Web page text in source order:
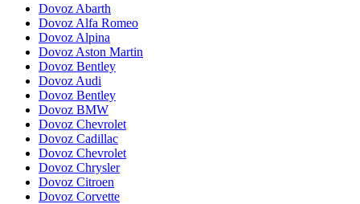
Dovoz Abarth
Dovoz Alfa Romeo
Dovoz Alpina
Dovoz Aston Martin
Dovoz Bentley
Dovoz Audi
Dovoz Bentley
Dovoz BMW
Dovoz Chevrolet
Dovoz Cadillac
Dovoz Chevrolet
Dovoz Chrysler
Dovoz Citroen
Dovoz Corvette